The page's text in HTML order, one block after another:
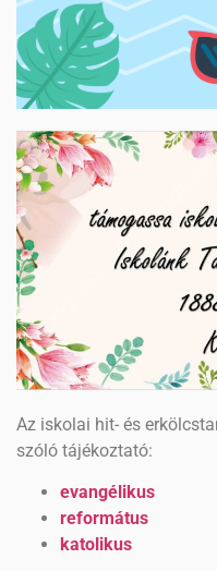
Az iskolai hit- és
szóló tájékoztató:
evangélikus
református
katolikus